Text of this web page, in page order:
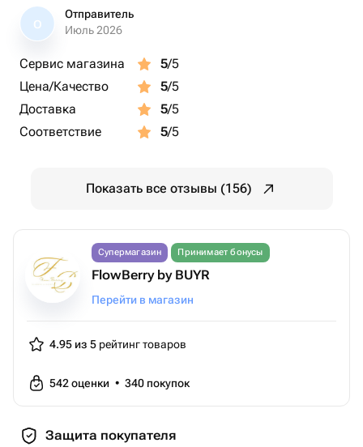
О
Отправитель
Июль 2026
Сервис магазина 5/5
Цена/Качество
5/5
Доставка
5/5
Соответствие
5/5
Показать все отзывы (156)
Супермагазин Принимает бонусы
FlowBerry by BUYR
Перейти в магазин
4.95 из 5 рейтинг товаров
542оценки • 340 покупок
Защита покупателя